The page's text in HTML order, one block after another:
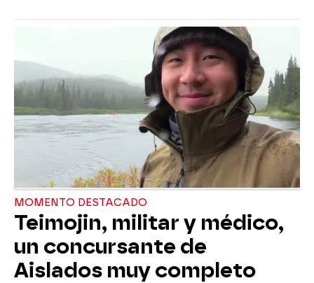
MOMENTO DESTACADO
Teimojin, militar y médico,
un concursante de
Aislados muy completo